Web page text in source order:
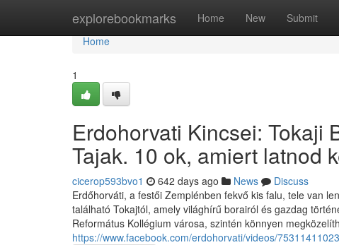
explorebookmarks Home New Submit
Home
Home
1
Erdohorvati Kincsei: Tokaji
Tajak. 10 ok, amiert latnod
cicerop593bvo1 642 days ago News
Discuss
Erdőhorváti, a festői Zemplénben fekvő kis falu, tele van
található Tokajtól, amely világhírű borairól és gazdag
Református Kollégium városa, szintén könnyen
https://www.facebook.com/erdohorvati/videos/